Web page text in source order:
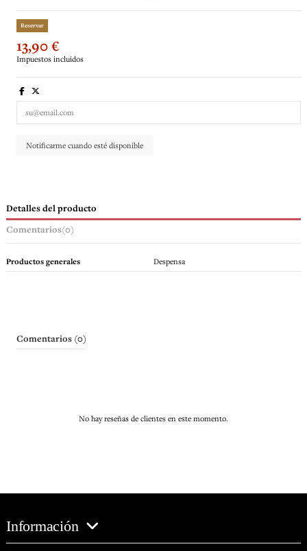
Reservar
13,90 €
Impuestos incluidos
Detalles del producto
Comentarios(0)
Productos generales Despensa
Comentarios (0)
No hay reseñas de clientes en este momento.
Información